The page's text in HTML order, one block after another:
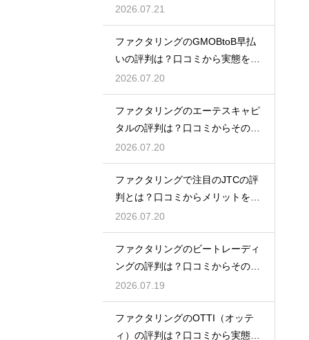
徹底解説
2026.07.21
ファクタリングのGMOBtoB早払
いの評判は？口コミから実態を徹
底解説
2026.07.20
ファクタリングのエーテスキャピ
タルの評判は？口コミからその実
態を徹底解説
2026.07.20
ファクタリングで注目のJTCの評
判とは？口コミからメリットを徹
底解説
2026.07.20
ファクタリングのビートレーディ
ングの評判は？口コミからその実
態を徹底解説
2026.07.19
ファクタリングのOTTI（オッテ
ィ）の評判は？口コミから実態を